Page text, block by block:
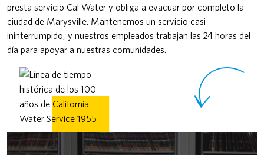
presta servicio Cal Water y obliga a evacuar por completo la
ciudad de Marysville. ​​​​​​​Mantenemos un servicio casi
ininterrumpido, y nuestros empleados trabajan las 24 horas del
día para apoyar a nuestras comunidades.